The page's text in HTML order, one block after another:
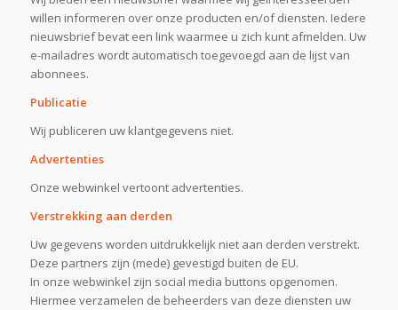
willen informeren over onze producten en/of diensten. Iedere
nieuwsbrief bevat een link waarmee u zich kunt afmelden. Uw
e-mailadres wordt automatisch toegevoegd aan de lijst van
abonnees.
Publicatie
Wij publiceren uw klantgegevens niet.
Advertenties
Onze webwinkel vertoont advertenties.
Verstrekking aan derden
Uw gegevens worden uitdrukkelijk niet aan derden verstrekt.
Deze partners zijn (mede) gevestigd buiten de EU.
In onze webwinkel zijn social media buttons opgenomen.
Hiermee verzamelen de beheerders van deze diensten uw